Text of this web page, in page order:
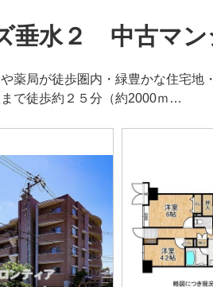
垂水２ 中古マン
薬局が徒歩圏内・緑豊かな住宅
で徒歩約２５分（約2000ｍ…